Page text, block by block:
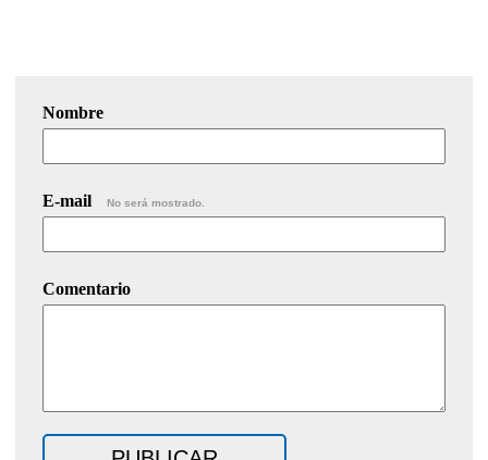
Nombre
E-mail No será mostrado.
Comentario